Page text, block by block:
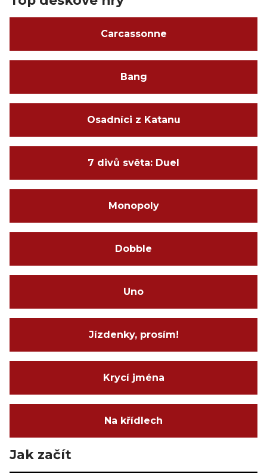
Carcassonne
Bang
Osadníci z Katanu
7 divů světa: Duel
Monopoly
Dobble
Uno
Jízdenky, prosím!
Krycí jména
Na křídlech
Jak začít